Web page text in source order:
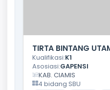
TIRTA BINTANG
Kualifikasi:K1
Asosiasi:GAPENSI
KAB. CIAMIS
4 bidang SBU